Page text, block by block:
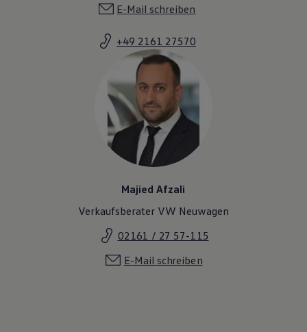
E-Mail schreiben
+49 2161 27570
Majied Afzali
Verkaufsberater VW Neuwagen
02161 / 27 57-115
E-Mail schreiben